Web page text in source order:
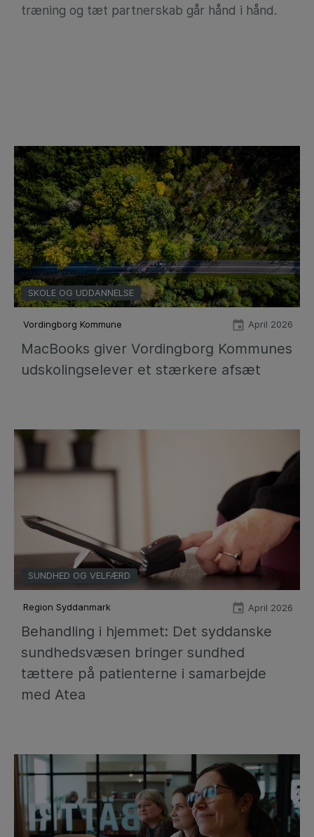
træning og tæt partnerskab går hånd i hånd.
SKOLE OG UDDANNELSE
Vordingborg Kommune April 2026
MacBooks giver Vordingborg Kommunes
udskolingselever et stærkere afsæt
SUNDHED OG VELFÆRD
Region Syddanmark April 2026
Behandling i hjemmet: Det syddanske
sundhedsvæsen bringer sundhed
tættere på patienterne i samarbejde
med Atea